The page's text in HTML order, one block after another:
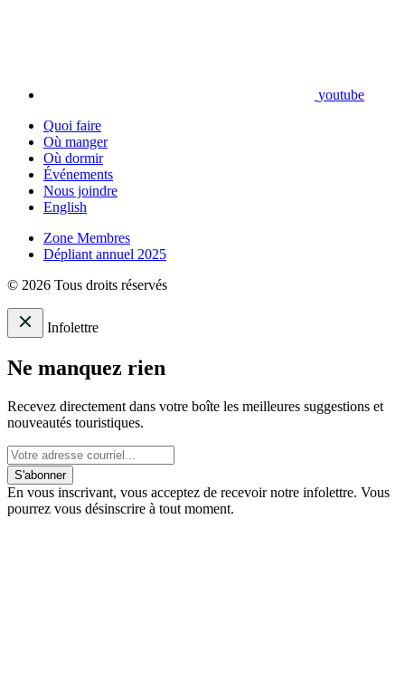
youtube
Quoi faire
Où manger
Où dormir
Événements
Nous joindre
English
Zone Membres
Dépliant annuel 2025
© 2026 Tous droits réservés
Infolettre
Ne manquez rien
Recevez directement dans votre boîte les meilleures suggestions et
nouveautés touristiques.
S'abonner
En vous inscrivant, vous acceptez de recevoir notre infolettre. Vous
pourrez vous désinscrire à tout moment.